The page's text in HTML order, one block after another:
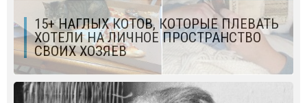
15+ НАГЛЫХ КОТОВ, КОТОРЫЕ ПЛЕВАТЬ
ХОТЕЛИ НА ЛИЧНОЕ ПРОСТРАНСТВО
СВОИХ ХОЗЯЕВ